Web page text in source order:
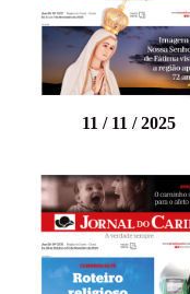
11 / 11 / 2025